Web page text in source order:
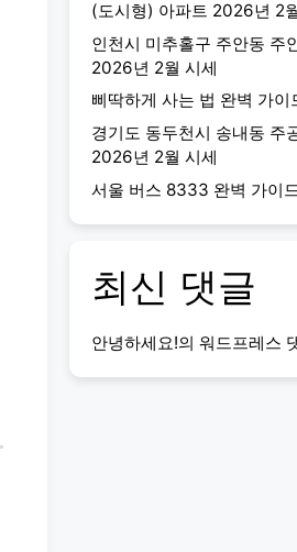
(도시형) 아파트 2026년 2
인천시 미추홀구 주안동 주
2026년 2월 시세
삐딱하게 사는 법 완벽 가이
경기도 동두천시 송내동 주
2026년 2월 시세
서울 버스 8333 완벽 가이
최신 댓글
안녕하세요!의 워드프레스